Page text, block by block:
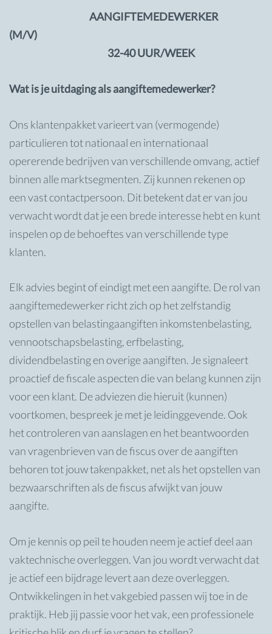
AANGIFTEMEDEWERKER
(M/V)
32-40 UUR/WEEK
Wat is je uitdaging als aangiftemedewerker?
Ons klantenpakket varieert van (vermogende)
particulieren tot nationaal en internationaal
opererende bedrijven van verschillende omvang, actief
binnen alle marktsegmenten. Zij kunnen rekenen op
een vast contactpersoon. Dit betekent dat er van jou
verwacht wordt dat je een brede interesse hebt en kunt
inspelen op de behoeftes van verschillende type
klanten.
Elk advies begint of eindigt met een aangifte. De rol van
aangiftemedewerker richt zich op het zelfstandig
opstellen van belastingaangiften inkomstenbelasting,
vennootschapsbelasting, erfbelasting,
dividendbelasting en overige aangiften. Je signaleert
proactief de fiscale aspecten die van belang kunnen zijn
voor een klant. De adviezen die hieruit (kunnen)
voortkomen, bespreek je met je leidinggevende. Ook
het controleren van aanslagen en het beantwoorden
van vragenbrieven van de fiscus over de aangiften
behoren tot jouw takenpakket, net als het opstellen van
bezwaarschriften als de fiscus afwijkt van jouw
aangifte.
Om je kennis op peil te houden neem je actief deel aan
vaktechnische overleggen. Van jou wordt verwacht dat
je actief een bijdrage levert aan deze overleggen.
Ontwikkelingen in het vakgebied passen wij toe in de
praktijk. Heb jij passie voor het vak, een professionele